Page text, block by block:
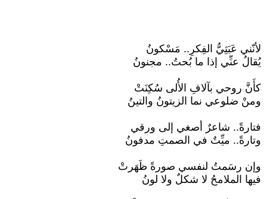
لأنّني عَبَثِيُّ الفِكرِ.. مَسْكونُ
يُقالُ عنِّي إذا ما بُحتُ.. مجنونُ
كأَنَّ روحي بآلافِ الأُلى سُكِنَتْ
ومنْ ضلوعي نما الزيتونُ والتينُ
فتارةً.. شاعرٌ أصغي إلى ورقي
وتارةً.. ميِّتٌ في الصمتِ مدفونُ
وإن رسَمتُ لنفسي صورةً ظَهَرتْ
فيها الملامحُ لا شكلٌ ولا لونُ